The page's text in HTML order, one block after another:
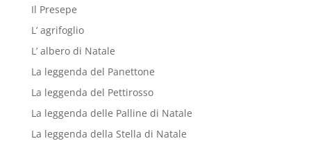
Il Presepe
L’ agrifoglio
L’ albero di Natale
La leggenda del Panettone
La leggenda del Pettirosso
La leggenda delle Palline di Natale
La leggenda della Stella di Natale